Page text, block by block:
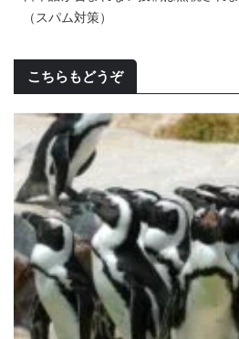
（スパム対策）
こちらもどうぞ